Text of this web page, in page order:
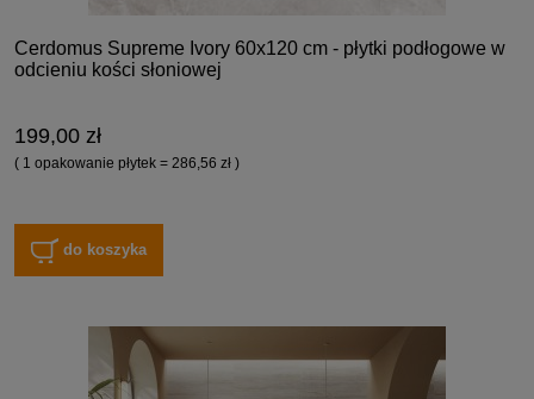
Cerdomus Supreme Ivory 60x120 cm - płytki podłogowe w
odcieniu kości słoniowej
199,00 zł
( 1 opakowanie płytek = 286,56 zł )
do koszyka